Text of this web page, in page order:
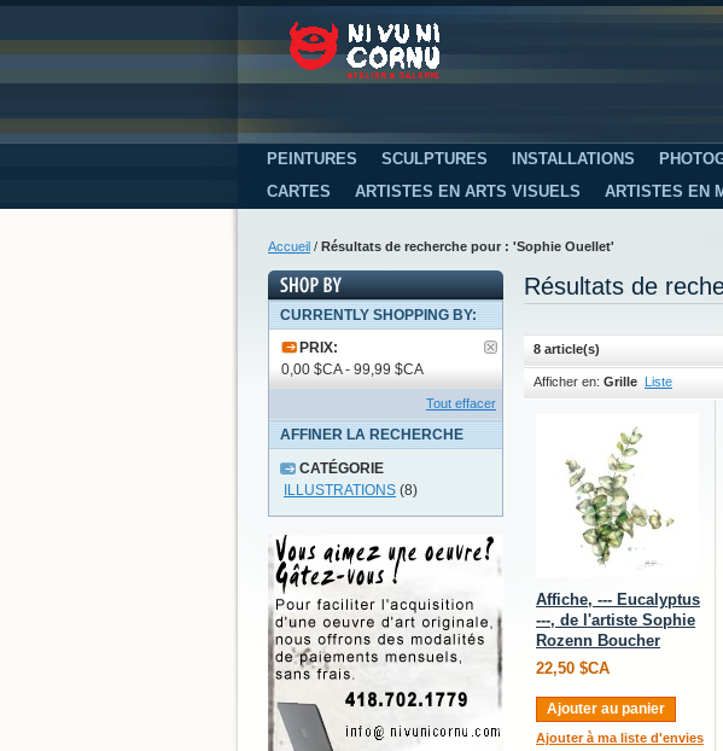
PEINTURES SCULPTURES INSTALLATIONS
CARTES
ARTISTES EN ARTS VISUELS ARTISTES EN
Accueil / Résultats de recherche pour : 'Sophie Ouellet'
Résultats de
8 article(s)
Afficher en: Grille Liste
Affiche, --- Eucalyptus
---, de l'artiste Sophie
Rozenn Boucher
22,50 $CA
Ajouter au panier
Ajouter à ma liste d'envies
CURRENTLY SHOPPING BY:
PRIX:
0,00 $CA - 99,99 $CA
Tout effacer
AFFINER LA RECHERCHE
CATÉGORIE
ILLUSTRATIONS (8)